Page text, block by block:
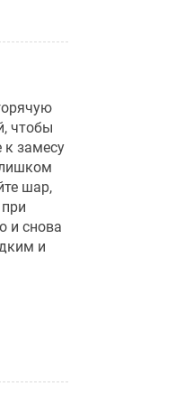
чтобы
к замесу
шар,
и снова
и